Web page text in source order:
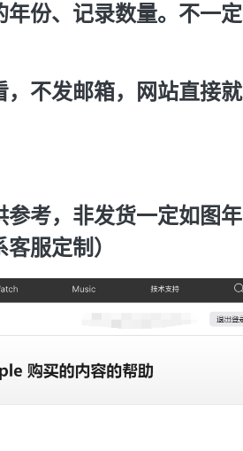
份、记录数量。不一定
，不发邮箱，网站直接就
考，非发货一定如图年
服定制）